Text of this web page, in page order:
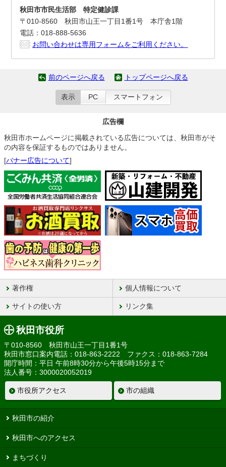
秋田市市民生活部 特定健診課
〒010-8560 秋田市山王一丁目1番1号 本庁舎1階
電話：018-888-5636
お問い合わせは専用フォームをご利用ください。
前のページへ戻る トップページへ戻る
表示 PC スマートフォン
広告欄
秋田市ホームページに掲載されている広告については、秋田市がそ
の内容を保証するものではありません。
[バナー広告について]
著作権 個人情報について
サイトの使い方 リンク集
秋田市役所
〒010-8560 秋田市山王一丁目1番1号
秋田市窓口案内電話：018-863-2222 ファクス：018-863-7284
開庁時間：平日 午前8時30分から午後5時15分まで
法人番号：3000020052019
市役所アクセス 市の組織
秋田市の紹介
秋田市へのアクセス
まちづくり